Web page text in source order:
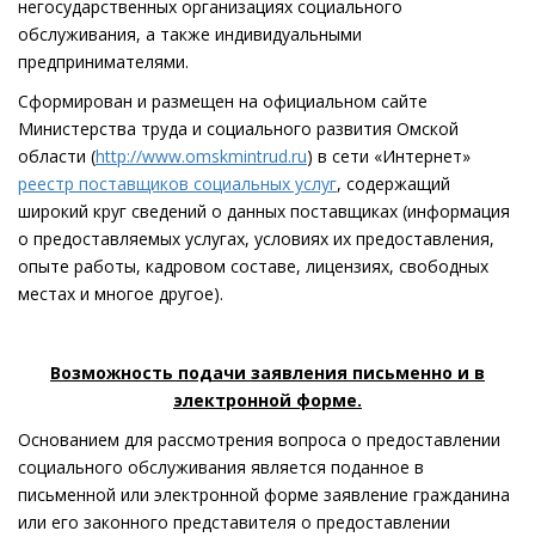
негосударственных организациях социального
обслуживания, а также индивидуальными
предпринимателями.
Сформирован и размещен на официальном сайте
Министерства труда и социального развития Омской
области (http://www.omskmintrud.ru) в сети «Интернет»
реестр поставщиков социальных услуг, содержащий
широкий круг сведений о данных поставщиках (информация
о предоставляемых услугах, условиях их предоставления,
опыте работы, кадровом составе, лицензиях, свободных
местах и многое другое).
Возможность подачи заявления письменно и в
электронной форме.
Основанием для рассмотрения вопроса о предоставлении
социального обслуживания является поданное в
письменной или электронной форме заявление гражданина
или его законного представителя о предоставлении